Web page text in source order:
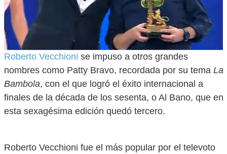
Roberto Vecchioni se impuso a otros grandes
nombres como Patty Bravo, recordada por su tema La
Bambola, con el que logró el éxito internacional a
finales de la década de los sesenta, o Al Bano, que en
esta sexagésima edición quedó tercero.
Roberto Vecchioni fue el más popular por el televoto